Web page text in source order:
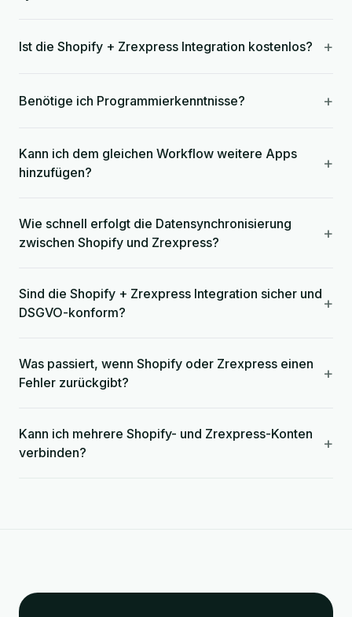
Ist die Shopify + Zrexpress Integration kostenlos? +
Benötige ich Programmierkenntnisse? +
Kann ich dem gleichen Workflow weitere Apps
hinzufügen?
+
Wie schnell erfolgt die Datensynchronisierung
zwischen Shopify und Zrexpress?
+
Sind die Shopify + Zrexpress Integration sicher und
DSGVO-konform?
+
Was passiert, wenn Shopify oder Zrexpress einen
Fehler zurückgibt?
+
Kann ich mehrere Shopify- und Zrexpress-Konten
verbinden?
+